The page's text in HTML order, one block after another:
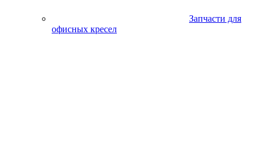
Запчасти для
офисных кресел